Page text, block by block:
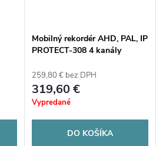
Mobilný rekordér AHD, PAL, IP
PROTECT-308 4 kanály
259,80 € bez DPH
319,60 €
Vypredané
DO KOŠÍKA